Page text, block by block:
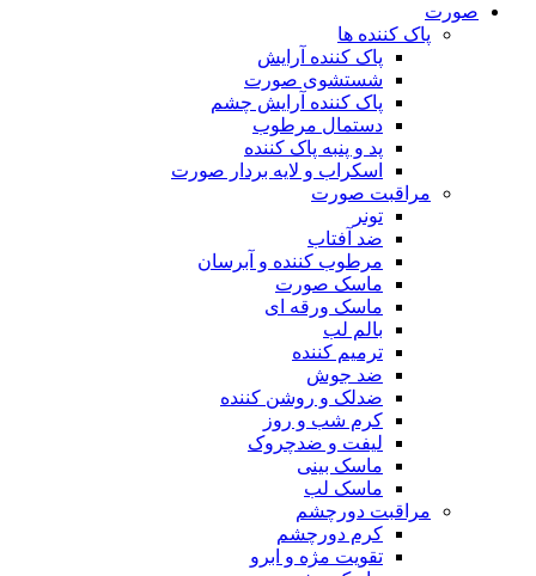
صورت
پاک کننده ها
پاک کننده آرایش
شستشوی صورت
پاک کننده آرایش چشم
دستمال مرطوب
پد و پنبه پاک کننده
اسکراب و لایه بردار صورت
مراقبت صورت
تونر
ضد آفتاب
مرطوب کننده و آبرسان
ماسک صورت
ماسک ورقه ای
بالم لب
ترمیم کننده
ضد جوش
ضدلک و روشن کننده
کرم شب و روز
لیفت و ضدچروک
ماسک بینی
ماسک لب
مراقبت دورچشم
کرم دورچشم
تقویت مژه و ابرو